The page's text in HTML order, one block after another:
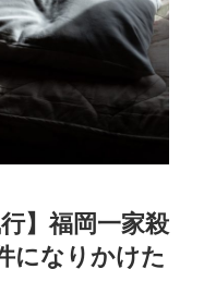
】福岡一家殺
になりかけた